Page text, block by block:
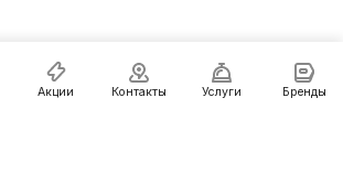
Акции Контакты Услуги Бренды